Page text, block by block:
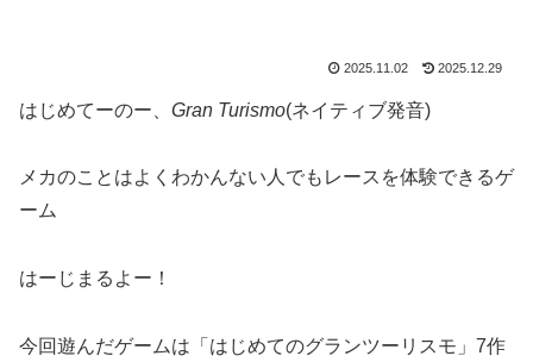
2025.11.02 2025.12.29
はじめてーのー、 Gran Turismo(ネイティブ発音)
メカのことはよくわかんない人でもレースを体験できるゲ
ーム
はーじまるよー！
今回遊んだゲームは「はじめてのグランツーリスモ」7作